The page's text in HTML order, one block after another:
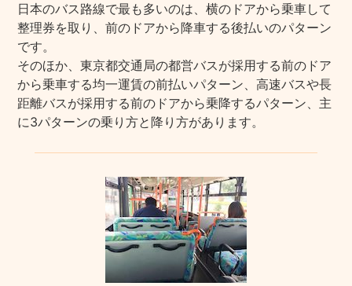
日本のバス路線で最も多いのは、横のドアから乗車して
整理券を取り、前のドアから降車する後払いのパターン
です。
そのほか、東京都交通局の都営バスが採用する前のドア
から乗車する均一運賃の前払いパターン、高速バスや長
距離バスが採用する前のドアから乗降するパターン、主
に3パターンの乗り方と降り方があります。